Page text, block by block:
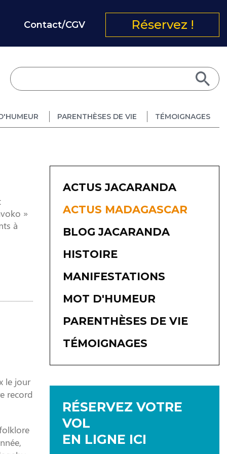
Contact/CGV Réservez !
PARENTHÈSES DE VIE TÉMOIGNAGES
»
à
le jour
record
ACTUS JACARANDA
ACTUS MADAGASCAR
BLOG JACARANDA
HISTOIRE
MANIFESTATIONS
MOT D'HUMEUR
PARENTHÈSES DE VIE
TÉMOIGNAGES
RÉSERVEZ VOTRE
VOL
EN LIGNE ICI